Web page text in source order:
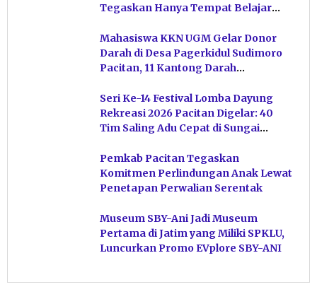
Tegaskan Hanya Tempat Belajar
Mahasiswa KKN UGM Gelar Donor
Darah di Desa Pagerkidul Sudimoro
Pacitan, 11 Kantong Darah
Seri Ke-14 Festival Lomba Dayung
Rekreasi 2026 Pacitan Digelar: 40
Tim Saling Adu Cepat di Sungai
Pemkab Pacitan Tegaskan
Komitmen Perlindungan Anak Lewat
Penetapan Perwalian Serentak
Museum SBY-Ani Jadi Museum
Pertama di Jatim yang Miliki SPKLU,
Luncurkan Promo EVplore SBY-ANI